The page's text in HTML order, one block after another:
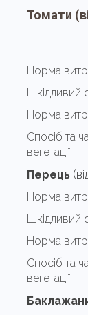
Томати
Норма
Шкідливий
Норма
Спосіб та
вегетації
Перець
Норма
Шкідливий
Норма
Спосіб та
вегетації